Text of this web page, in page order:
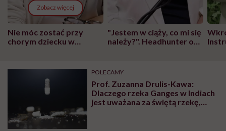
Zobacz więcej
Nie móc zostać przy
chorym dziecku w
może chyba tylko
głupota i brak
wyobraźni"
"Jestem w ciąży, co mi się
należy?". Headhunter o
pracy
POLECAMY
Prof. Zuzanna Drulis-Kawa:
Dlaczego rzeka Ganges w Indiach
jest uważana za świętą rzekę,